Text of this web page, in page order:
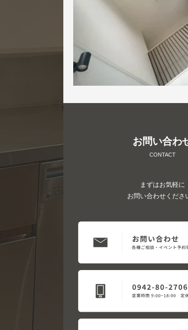
お問い合わ
CONTACT
まずはお気軽に
お問い合わせくださ